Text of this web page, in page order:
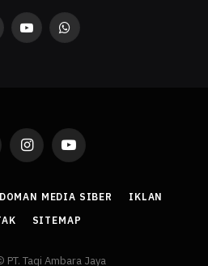
YouTubeWhatsApp
InstagramYouTube
MEDIA SIBER
IKLAN
SITEMAP
PT. Taqi Ambara Jaya